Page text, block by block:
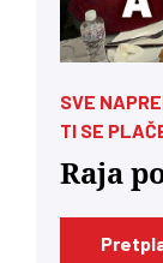
SVE
TI SE
Raja